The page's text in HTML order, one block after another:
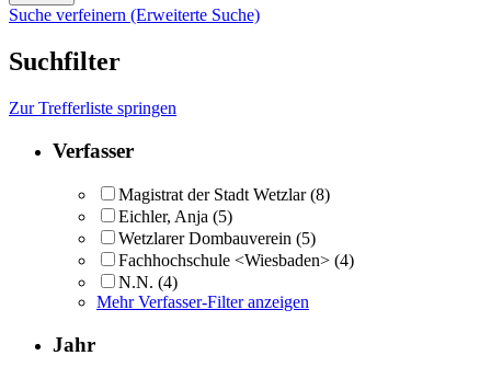
Suche verfeinern (Erweiterte Suche)
Suchfilter
Zur Trefferliste springen
Verfasser
Magistrat der Stadt Wetzlar (8)
Eichler, Anja (5)
Wetzlarer Dombauverein (5)
Fachhochschule <Wiesbaden> (4)
N.N. (4)
Mehr Verfasser-Filter anzeigen
Jahr